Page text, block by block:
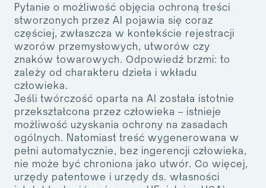
Pytanie o możliwość objęcia ochroną treści
stworzonych przez AI pojawia się coraz
częściej, zwłaszcza w kontekście rejestracji
wzorów przemysłowych, utworów czy
znaków towarowych. Odpowiedź brzmi: to
zależy od charakteru dzieła i wkładu
człowieka.
Jeśli twórczość oparta na AI została istotnie
przekształcona przez człowieka – istnieje
możliwość uzyskania ochrony na zasadach
ogólnych. Natomiast treść wygenerowana w
pełni automatycznie, bez ingerencji człowieka,
nie może być chroniona jako utwór. Co więcej,
urzędy patentowe i urzędy ds. własności